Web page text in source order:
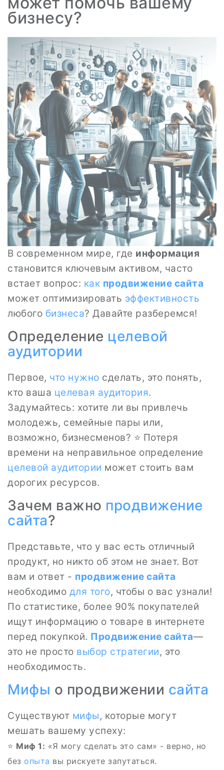
бизнесу?
В современном мире, где информация
становится ключевым активом, часто
встает вопрос: как продвижение сайта
может оптимизировать эффективность
любого бизнеса? Давайте разберемся!
Определение целевой
аудитории
Первое, что нужно сделать, это понять,
кто ваша целевая аудитория.
Задумайтесь: хотите ли вы привлечь
молодежь, семейные пары или,
возможно, бизнесменов? ⭐ Потеря
времени на неправильное определение
целевой аудитории может стоить вам
дорогих ресурсов.
Зачем важно продвижение
сайта?
Представьте, что у вас есть отличный
продукт, но никто об этом не знает. Вот
вам и ответ - продвижение сайта
необходимо для того, чтобы о вас узнали!
По статистике, более 90% покупателей
ищут информацию о товаре в интернете
перед покупкой. Продвижение сайта—
это не просто выбор стратегии, это
необходимость.
Мифы о продвижении сайта
Существуют мифы, которые могут
мешать вашему успеху:
⭐ Миф 1: «Я могу сделать это сам» - верно, но
без опыта вы рискуете запутаться.